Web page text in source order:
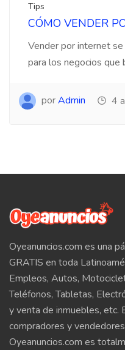
Tips
CÓMO VENDER
Vender por internet
para los negocios que
porAdmin 4
Oyeanuncios.com es una
GRATIS en toda
Empleos, Autos,
Teléfonos, Tabletas,
y venta de inmuebles, etc.
compradores y
Oyeanuncios.com es